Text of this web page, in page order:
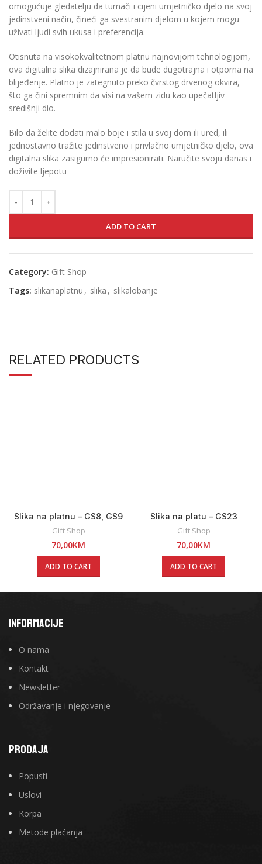
omogućuje gledatelju da tumači i cijeni umjetničko djelo na svoj
jedinstveni način, čineći ga svestranim djelom u kojem mogu
uživati ljudi svih ukusa i preferencija.
Otisnuta na visokokvalitetnom platnu najnovijom tehnologijom,
ova digitalna slika dizajnirana je da bude dugotrajna i otporna na
blijeđenje. Platno je zategnuto preko čvrstog drvenog okvira,
što ga čini spremnim da visi na vašem zidu kao upečatljiv
središnji dio.
Bilo da želite dodati malo boje i stila u svoj dom ili ured, ili
jednostavno tražite jedinstveno i privlačno umjetničko djelo, ova
digitalna slika zasigurno će impresionirati. Naručite svoju danas i
doživite ljepotu
ADD TO CART
Category: Gift Shop
Tags: slikanaplatnu , slika , slikalobanje
RELATED PRODUCTS
Slika na platnu – GS8, GS9
Gift Shop
70,00KM
ADD TO CART
Slika na platu – GS23
Gift Shop
70,00KM
ADD TO CART
INFORMACIJE
O nama
Kontakt
Newsletter
Održavanje i njegovanje
PRODAJA
Popusti
Uslovi
Korpa
Metode plaćanja